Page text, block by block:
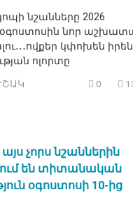
նշանները 2026
նոր
կփոխեն
ոլորտը
0
չորս նշաններին
են տիտանական
օգոստոսի 10-ից